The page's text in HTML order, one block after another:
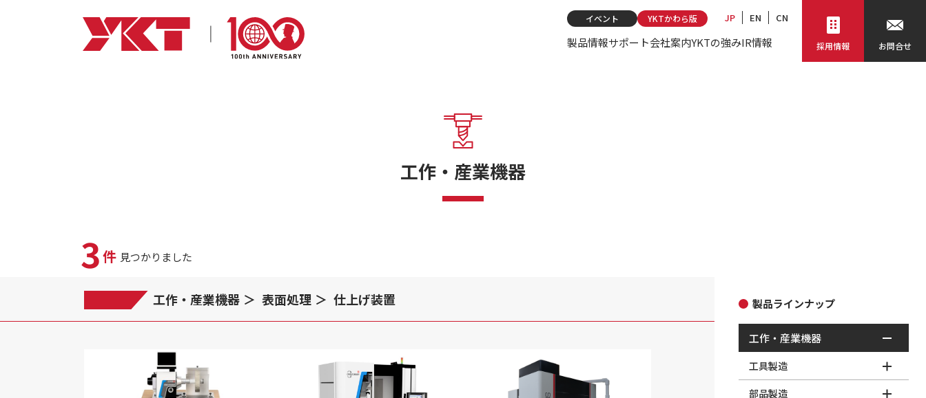
イベント YKTかわら版 JP EN CN
製品情報サポート会社案内YKTの強みIR情報 採用情報 お問合せ
工作・産業機器
3件 見つかりました
工作・産業機器 表面処理 仕上げ装置 製品ラインナップ
工作・産業機器
工具製造
部品製造